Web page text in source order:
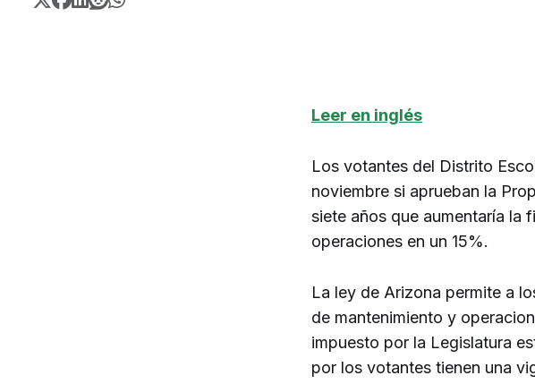
Leer en inglés
Los votantes del Distrito
noviembre si aprueban la
siete años que aumentaría la
operaciones en un 15%.
La ley de Arizona permite a
de mantenimiento y
impuesto por la Legislatura
por los votantes tienen una